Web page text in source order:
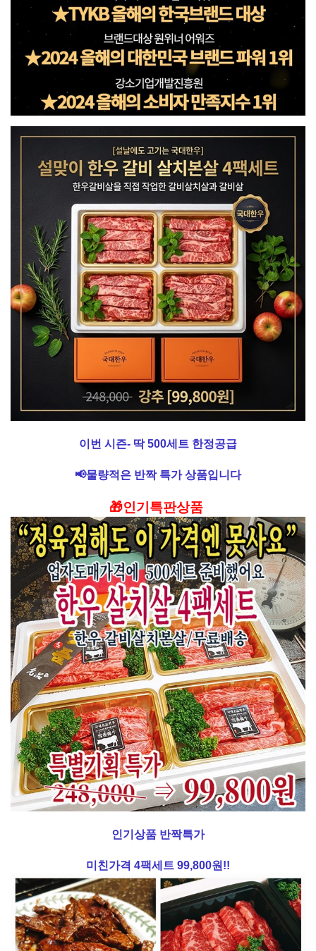
이번 시즌- 딱 500세트 한정공급
📢물량적은 반짝 특가 상품입니다
🎁인기특판상품
인기상품 반짝특가
미친가격 4팩세트 99,800원!!